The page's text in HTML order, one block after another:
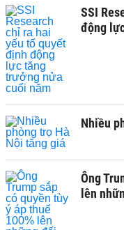
SSI
động
Nhiều
Ông
lên